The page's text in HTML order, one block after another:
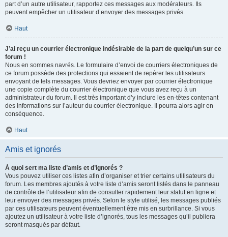
part d’un autre utilisateur, rapportez ces messages aux modérateurs. Ils
peuvent empêcher un utilisateur d’envoyer des messages privés.
Haut
J’ai reçu un courrier électronique indésirable de la part de quelqu’un sur ce
forum !
Nous en sommes navrés. Le formulaire d’envoi de courriers électroniques de
ce forum possède des protections qui essaient de repérer les utilisateurs
envoyant de tels messages. Vous devriez envoyer par courrier électronique
une copie complète du courrier électronique que vous avez reçu à un
administrateur du forum. Il est très important d’y inclure les en-têtes contenant
des informations sur l’auteur du courrier électronique. Il pourra alors agir en
conséquence.
Haut
Amis et ignorés
À quoi sert ma liste d’amis et d’ignorés ?
Vous pouvez utiliser ces listes afin d’organiser et trier certains utilisateurs du
forum. Les membres ajoutés à votre liste d’amis seront listés dans le panneau
de contrôle de l’utilisateur afin de consulter rapidement leur statut en ligne et
leur envoyer des messages privés. Selon le style utilisé, les messages publiés
par ces utilisateurs peuvent éventuellement être mis en surbrillance. Si vous
ajoutez un utilisateur à votre liste d’ignorés, tous les messages qu’il publiera
seront masqués par défaut.